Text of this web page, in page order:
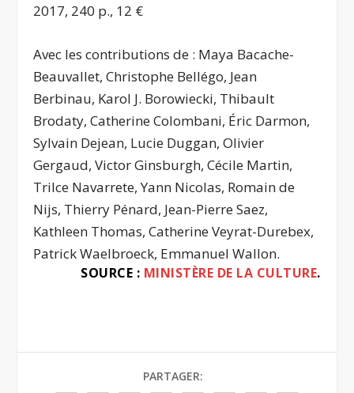
2017, 240 p., 12 €
Avec les contributions de : Maya Bacache-
Beauvallet, Christophe Bellégo, Jean
Berbinau, Karol J. Borowiecki, Thibault
Brodaty, Catherine Colombani, Éric Darmon,
Sylvain Dejean, Lucie Duggan, Olivier
Gergaud, Victor Ginsburgh, Cécile Martin,
Trilce Navarrete, Yann Nicolas, Romain de
Nijs, Thierry Pénard, Jean-Pierre Saez,
Kathleen Thomas, Catherine Veyrat-Durebex,
Patrick Waelbroeck, Emmanuel Wallon.
SOURCE : MINISTÈRE DE LA CULTURE.
PARTAGER: